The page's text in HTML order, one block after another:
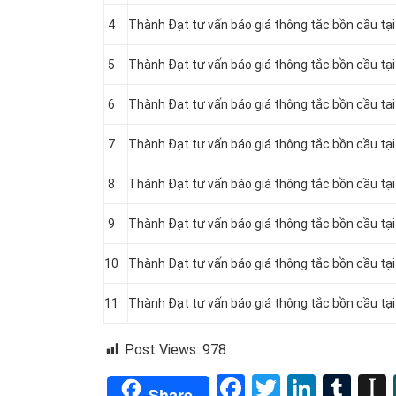
4 Thành Đạt tư vấn báo giá thông tắc bồn cầu tại
5 Thành Đạt tư vấn báo giá thông tắc bồn cầu tại
6 Thành Đạt tư vấn báo giá thông tắc bồn cầu tại
7 Thành Đạt tư vấn báo giá thông tắc bồn cầu tại
8 Thành Đạt tư vấn báo giá thông tắc bồn cầu tại
9 Thành Đạt tư vấn báo giá thông tắc bồn cầu tại
10 Thành Đạt tư vấn báo giá thông tắc bồn cầu tại
11 Thành Đạt tư vấn báo giá thông tắc bồn cầu tại
Post Views: 978
Facebook
Twitter